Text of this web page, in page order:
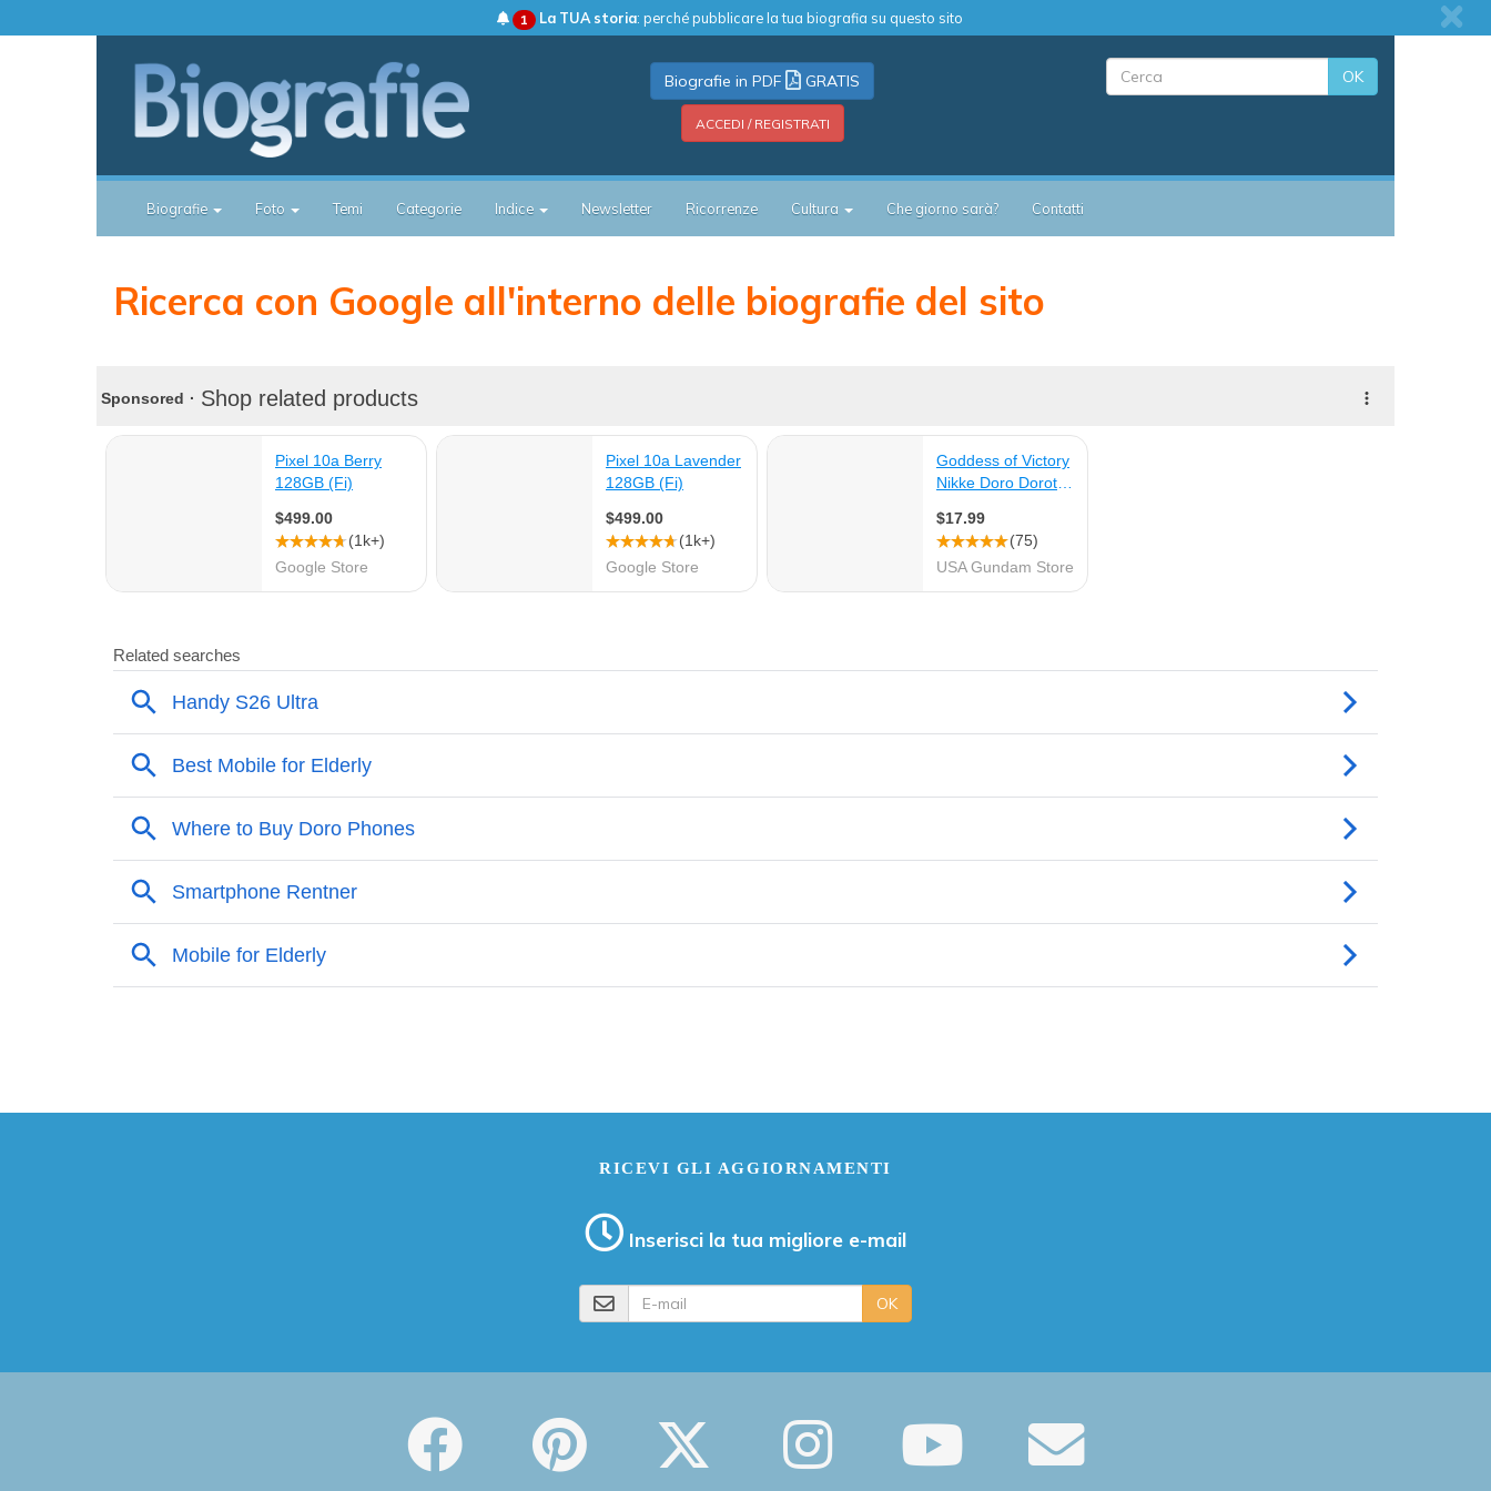
1 La TUA storia: perché pubblicare la tua biografia su questo sito
Biografie in PDF GRATIS
ACCEDI / REGISTRATI
OK
Biografie Foto Temi Categorie Indice Newsletter Ricorrenze Cultura Che giorno sarà? Contatti
Ricerca con Google all'interno delle biografie del sito
RICEVI GLI AGGIORNAMENTI
Inserisci la tua migliore e-mail
OK